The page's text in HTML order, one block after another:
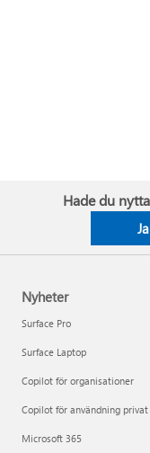
Hade du
Ja
Nyheter
Surface Pro
Surface Laptop
Copilot för organisationer
Copilot för användning privat
Microsoft 365